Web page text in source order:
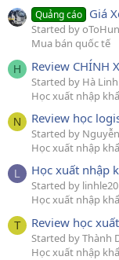
Quảng cáo Giá
Started by
Mua bán quốc tế
H Review CHÍNH
Started by Hà Linh
Học xuất nhập
N Review học
Started by
Học xuất nhập
L Học xuất nhập
Started by
Học xuất nhập
T Review học
Started by Thành
Học xuất nhập